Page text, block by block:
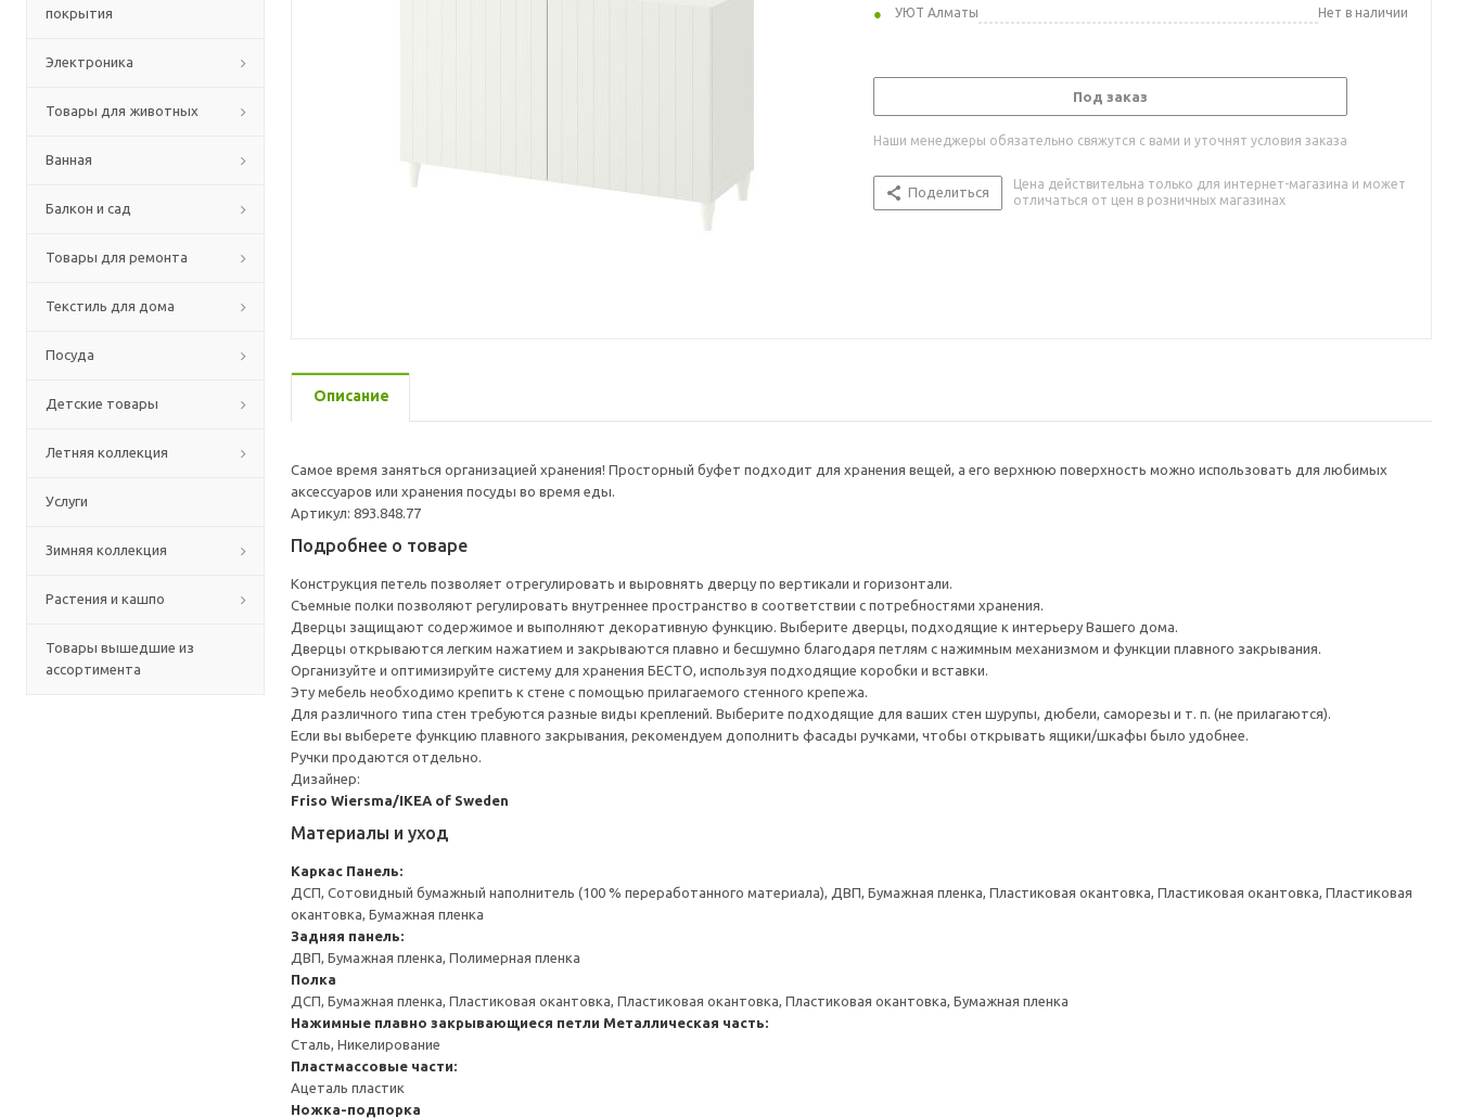
покрытия
Электроника
Товары для животных
Ванная
Балкон и сад
Товары для ремонта
Текстиль для дома
Посуда
Детские товары
Летняя коллекция
Услуги
Зимняя коллекция
Растения и кашпо
Товары вышедшие из
ассортимента
УЮТ Алматы
Нет в наличии
Под заказ
Наши менеджеры обязательно свяжутся с вами и уточнят условия заказа
Поделиться
Цена действительна только для интернет-магазина и может
отличаться от цен в розничных магазинах
Описание
Самое время заняться организацией хранения! Просторный буфет подходит для хранения вещей, а его верхнюю поверхность можно использовать для любимых
аксессуаров или хранения посуды во время еды.
Артикул: 893.848.77
Подробнее о товаре
Конструкция петель позволяет отрегулировать и выровнять дверцу по вертикали и горизонтали.
Съемные полки позволяют регулировать внутреннее пространство в соответствии с потребностями хранения.
Дверцы защищают содержимое и выполняют декоративную функцию. Выберите дверцы, подходящие к интерьеру Вашего дома.
Дверцы открываются легким нажатием и закрываются плавно и бесшумно благодаря петлям с нажимным механизмом и функции плавного закрывания.
Организуйте и оптимизируйте систему для хранения БЕСТО, используя подходящие коробки и вставки.
Эту мебель необходимо крепить к стене с помощью прилагаемого стенного крепежа.
Для различного типа стен требуются разные виды креплений. Выберите подходящие для ваших стен шурупы, дюбели, саморезы и т. п. (не прилагаются).
Если вы выберете функцию плавного закрывания, рекомендуем дополнить фасады ручками, чтобы открывать ящики/шкафы было удобнее.
Ручки продаются отдельно.
Дизайнер:
Friso Wiersma/IKEA of Sweden
Материалы и уход
Каркас Панель:
ДСП, Сотовидный бумажный наполнитель (100 % переработанного материала), ДВП, Бумажная пленка, Пластиковая окантовка, Пластиковая окантовка, Пластиковая
окантовка, Бумажная пленка
Задняя панель:
ДВП, Бумажная пленка, Полимерная пленка
Полка
ДСП, Бумажная пленка, Пластиковая окантовка, Пластиковая окантовка, Пластиковая окантовка, Бумажная пленка
Нажимные плавно закрывающиеся петли Металлическая часть:
Сталь, Никелирование
Пластмассовые части:
Ацеталь пластик
Ножка-подпорка